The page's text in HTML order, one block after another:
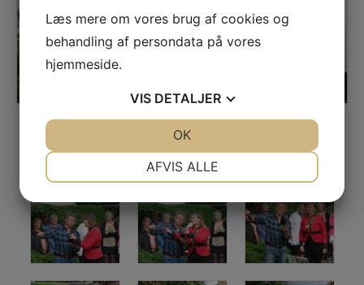
Læs mere om vores brug af cookies og
behandling af persondata på vores
hjemmeside.
VIS DETALJER
MARKETING STATISTIK
AFVIS ALLE
OK